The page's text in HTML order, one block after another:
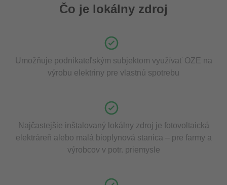
Čo je lokálny zdroj
Umožňuje podnikateľským subjektom využívať OZE na
výrobu elektriny pre vlastnú spotrebu
Najčastejšie inštalovaný lokálny zdroj je fotovoltaická
elektráreň alebo malá bioplynová stanica – pre farmy a
výrobcov v potr. priemysle